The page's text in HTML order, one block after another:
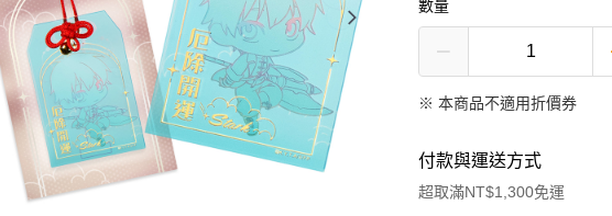
數量
※ 本商品不適用折價券
付款與運送方式
超取滿NT$1,300免運